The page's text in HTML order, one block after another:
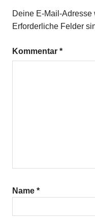
Deine E-Mail-Adresse
Erforderliche Felder
Kommentar *
Name *